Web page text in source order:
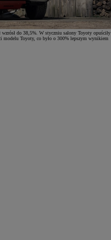
do 38,5%. W styczniu salony Toyoty opuściły
modelu Toyoty, co było o 300% lepszym wynikiem